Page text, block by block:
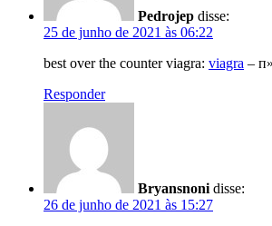
Pedrojep disse:
25 de junho de 2021 às 06:22
best over the counter viagra: viagra –
Responder
Bryansnoni disse:
26 de junho de 2021 às 15:27